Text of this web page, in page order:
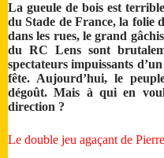
La gueule de bois est
du Stade de France, la folie
dans les rues, le grand
du RC Lens sont
spectateurs impuissants
fête. Aujourd’hui, le
dégoût. Mais à qui en
direction ?
Le double jeu agaçant de